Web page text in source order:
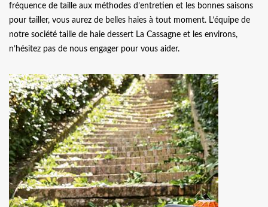
fréquence de taille aux méthodes d’entretien et les bonnes saisons
pour tailler, vous aurez de belles haies à tout moment. L’équipe de
notre société taille de haie dessert La Cassagne et les environs,
n’hésitez pas de nous engager pour vous aider.